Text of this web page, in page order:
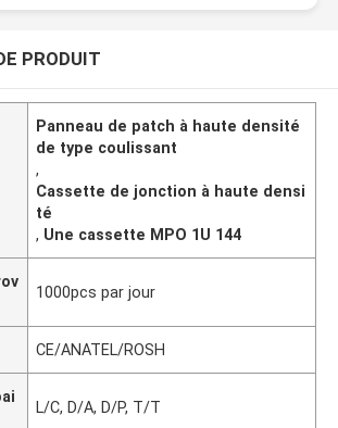
PRODUIT
Panneau de patch à haute densité
de type coulissant
,
Cassette de jonction à haute densi
té
, Une cassette MPO 1U 144
1000pcs par jour
CE/ANATEL/ROSH
L/C, D/A, D/P, T/T